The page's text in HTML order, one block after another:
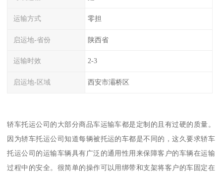
运输方式 零担
启运地-省份 陕西省
运输时效 2-3
启运地-区域 西安市灞桥区
轿车托运公司的大部分商品车运输车都是定制的且有过硬的质量。
因为轿车托运公司知道每辆被托运的车都是不同的，这久要求轿车
托运公司的运输车辆具有广泛的通用性用来保障客户的车辆在运输
过程中的安全。很简单的操作可以用绑带和支架将客户的车固定在